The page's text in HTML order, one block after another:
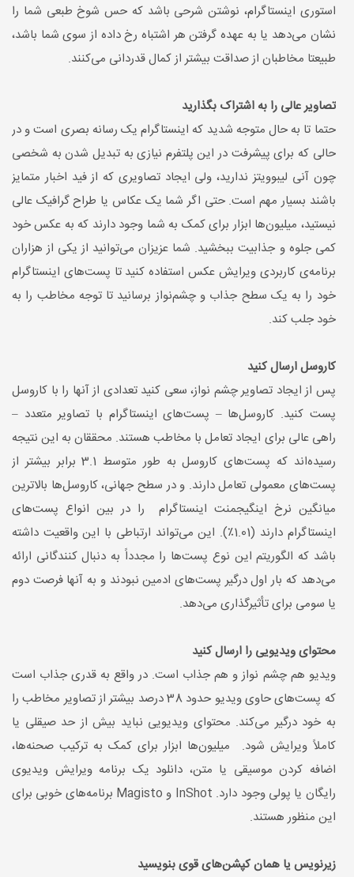
استوری اینستاگرام، نوشتن شرحی باشد که حس شوخ طبعی شما را
نشان می‌دهد یا به عهده گرفتن هر اشتباه رخ داده از سوی شما باشد،
طبیعتا مخاطبان از صداقت بیشتر از کمال قدردانی می‌کنند.
تصاویر عالی را به اشتراک بگذارید
حتما تا به حال متوجه شدید که اینستاگرام یک رسانه بصری است و در
حالی که برای پیشرفت در این پلتفرم نیازی به تبدیل شدن به شخصی
چون آنی لیبوویتز ندارید، ولی ایجاد تصاویری که از فید اخبار متمایز
باشند بسیار مهم است. حتی اگر شما یک عکاس یا طراح گرافیک عالی
نیستید، میلیون‌ها ابزار برای کمک به شما وجود دارند که به عکس خود
کمی جلوه و جذابیت ببخشید. شما عزیزان می‌توانید از یکی از هزاران
برنامه‌ی کاربردی ویرایش عکس استفاده کنید تا پست‌های اینستاگرام
خود را به یک سطح جذاب و چشم‌نواز برسانید تا توجه مخاطب را به
خود جلب کند.
کاروسل ارسال کنید
پس از ایجاد تصاویر چشم نواز، سعی کنید تعدادی از آنها را با کاروسل
پست کنید. کاروسل‌ها – پست‌های اینستاگرام با تصاویر متعدد –
راهی عالی برای ایجاد تعامل با مخاطب هستند. محققان به این نتیجه
رسیده‌اند که پست‌های کاروسل به طور متوسط ​​3.1 برابر بیشتر از
پست‌های معمولی تعامل دارند. و در سطح جهانی، کاروسل‌ها بالاترین
میانگین نرخ اینگیجمنت اینستاگرام را در بین انواع پست‌های
اینستاگرام دارند (1.01٪). این می‌تواند ارتباطی با این واقعیت داشته
باشد که الگوریتم این نوع پست‌ها را مجدداً به دنبال کنندگانی ارائه
می‌دهد که بار اول درگیر پست‌های ادمین نبودند و به آنها فرصت دوم
یا سومی برای تأثیرگذاری می‌دهد.
محتوای ویدیویی را ارسال کنید
ویدیو هم چشم نواز و هم جذاب است. در واقع به قدری جذاب است
که پست‌های حاوی ویدیو حدود 38 درصد بیشتر از تصاویر مخاطب را
به خود درگیر می‌کند. محتوای ویدیویی نباید بیش از حد صیقلی یا
کاملاً ویرایش شود. میلیون‌ها ابزار برای کمک به ترکیب صحنه‌ها،
اضافه کردن موسیقی یا متن، دانلود یک برنامه ویرایش ویدیوی
رایگان یا پولی وجود دارد. InShot و Magisto برنامه‌های خوبی برای
این منظور هستند.
زیرنویس یا همان کپشن‌های قوی بنویسید